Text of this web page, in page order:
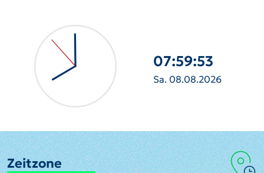
07:59:54
Sa. 08.08.2026
Zeitzone